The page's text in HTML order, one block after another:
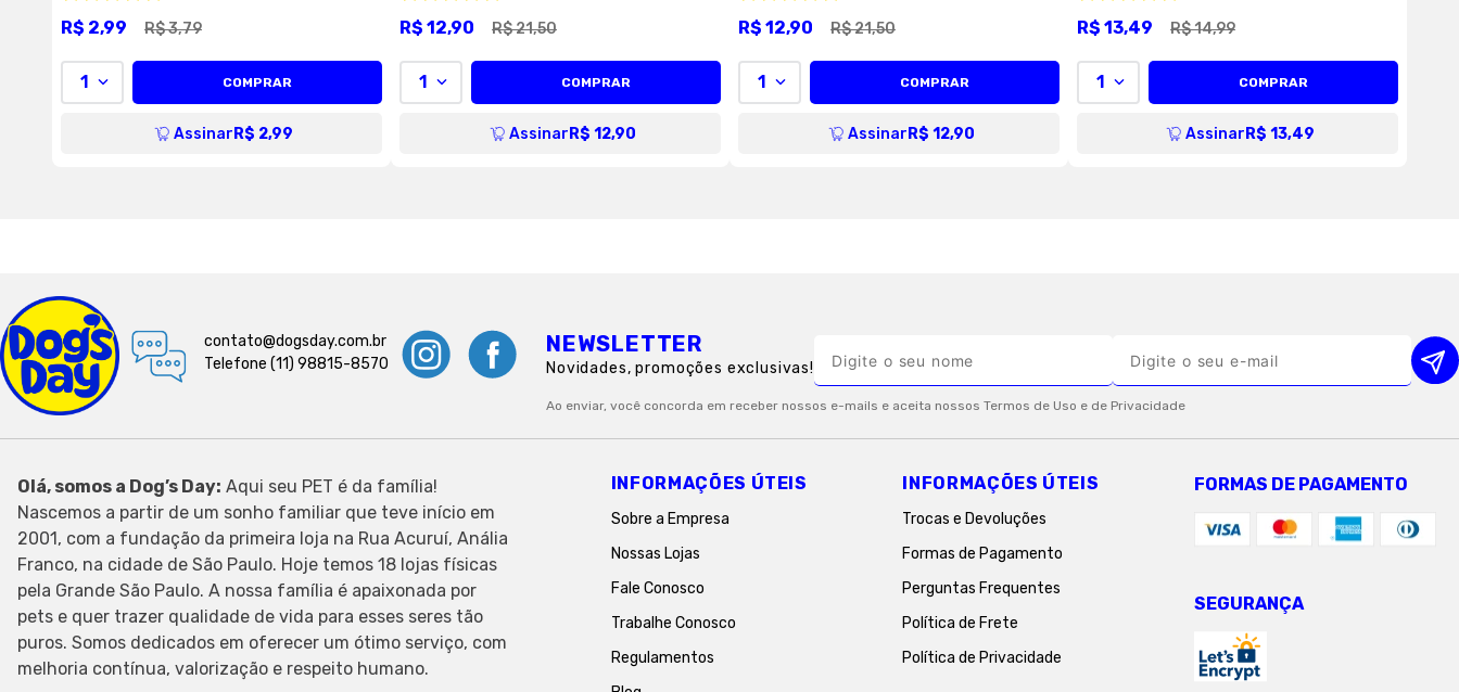
R$3,79
R$ 2,99
1 COMPRAR
Assinar R$ 2,99
R$21,50
R$ 12,90
1 COMPRAR
Assinar R$ 12,90
R$21,50
R$ 12,90
1 COMPRAR
Assinar R$ 12,90
R$14,99
R$ 13,49
1 COMPRAR
Assinar R$ 13,49
contato@dogsday.com.br
Telefone (11) 98815-8570
NEWSLETTER
Novidades, promoções exclusivas!
Olá, somos a Dog’s Day: Aqui seu PET é da família!
Nascemos a partir de um sonho familiar que teve início em
2001, com a fundação da primeira loja na Rua Acuruí, Anália
Franco, na cidade de São Paulo. Hoje temos 18 lojas físicas
pela Grande São Paulo. A nossa família é apaixonada por
pets e quer trazer qualidade de vida para esses seres tão
puros. Somos dedicados em oferecer um ótimo serviço, com
melhoria contínua, valorização e respeito humano.
INFORMAÇÕES ÚTEIS
Sobre a Empresa
Nossas Lojas
Fale Conosco
Trabalhe Conosco
Regulamentos
INFORMAÇÕES ÚTEIS
Trocas e Devoluções
Formas de Pagamento
Perguntas Frequentes
Política de Frete
Política de Privacidade
FORMAS DE PAGAMENTO
SEGURANÇA